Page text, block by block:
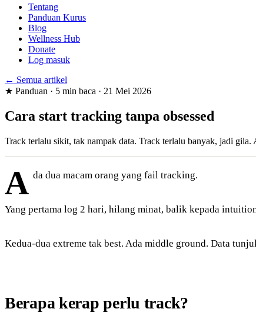
Tentang
Panduan Kurus
Blog
Wellness Hub
Donate
Log masuk
← Semua artikel
★ Panduan · 5 min baca · 21 Mei 2026
Cara start tracking tanpa obsessed
Track terlalu sikit, tak nampak data. Track terlalu banyak, jadi gila.
A da dua macam orang yang fail tracking.
Yang pertama log 2 hari, hilang minat, balik kepada
Kedua-dua extreme tak best. Ada middle ground. Data
Berapa kerap perlu track?